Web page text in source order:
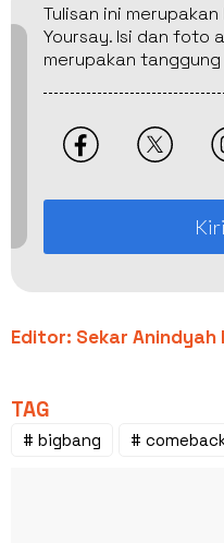
Tulisan ini
Yoursay. Isi dan foto
merupakan
Editor: Sekar Anindyah
TAG
# bigbang #